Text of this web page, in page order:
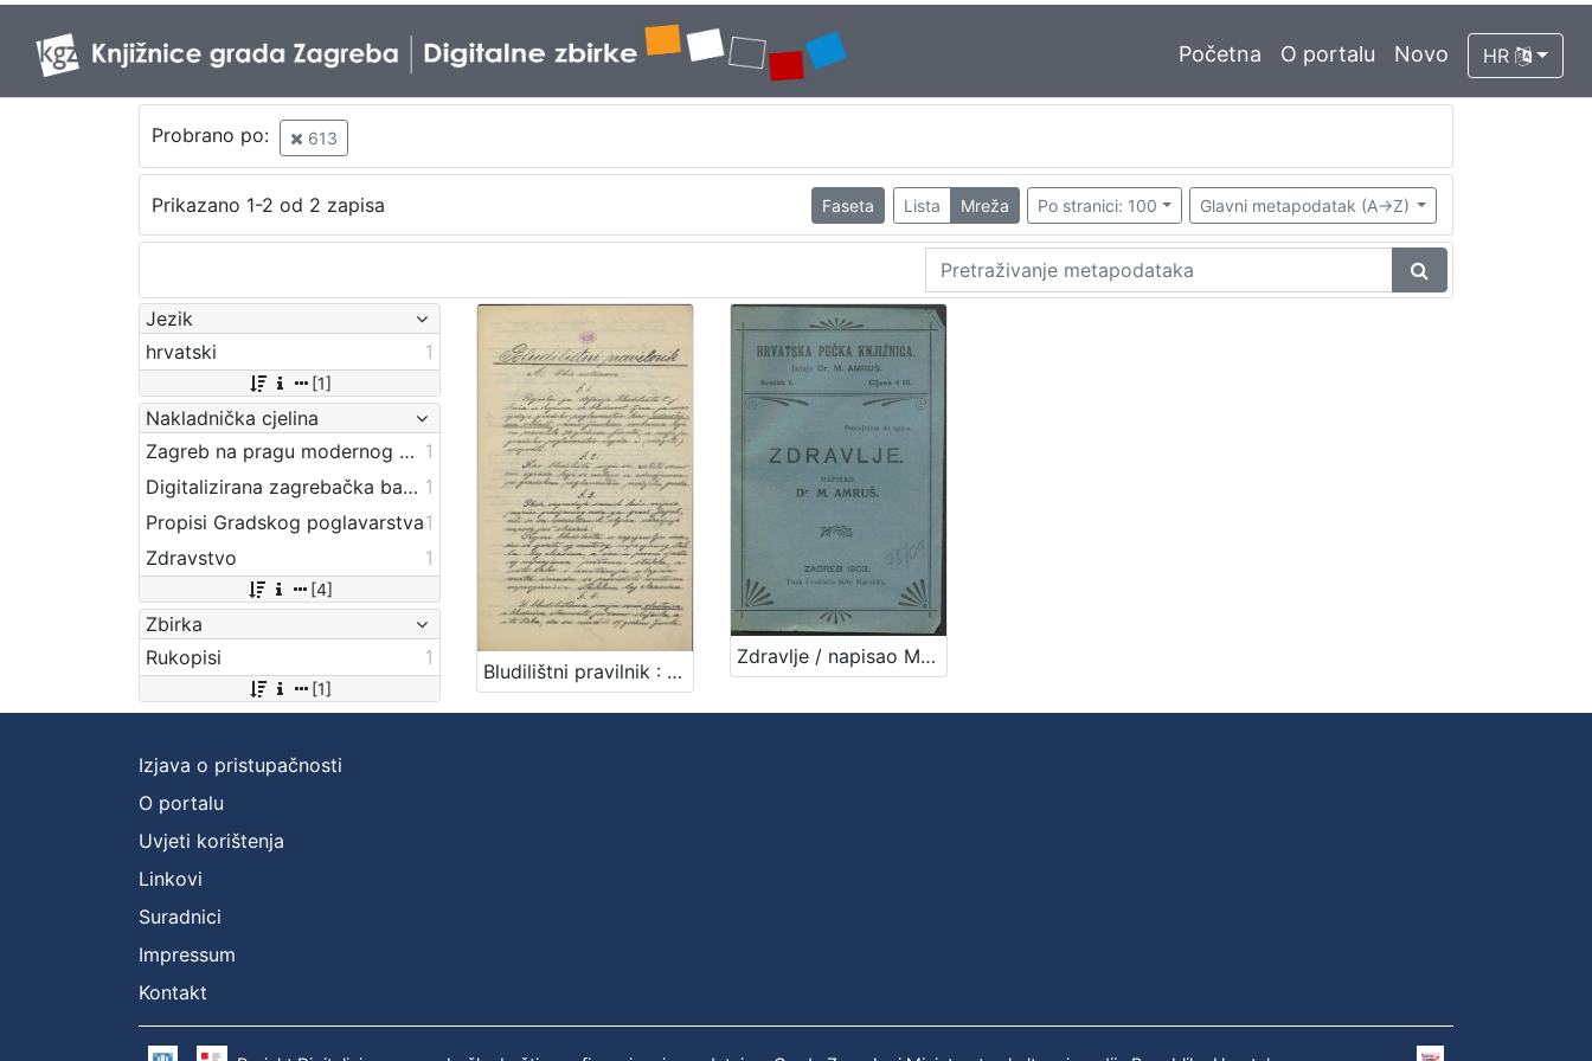
Početna O portalu Novo HR
Probrano po: 613
Prikazano 1-2 od 2 zapisa Faseta Lista Mreža Po stranici: 100 Glavni metapodatak (A->Z)
Jezik
hrvatski
1
[1]
Nakladnička cjelina
Zagreb na pragu modernog doba 1
Digitalizirana zagrebačka baština 1
Propisi Gradskog poglavarstva1
Zdravstvo
1
[4]
Zbirka
Rukopisi
1
[1]
Bludilištni pravilnik : Gradsko poglavarstvo u Zagrebu 16. travnja 1899. / gradski načelnik Mošinsky
Zdravlje / napisao M. [Milan] Amruš
Izjava o pristupačnosti
O portalu
Uvjeti korištenja
Linkovi
Suradnici
Impressum
Kontakt